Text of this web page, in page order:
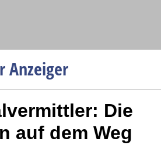
Anzeiger
Die
auf dem Weg